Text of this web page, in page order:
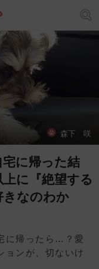
森下 咲
に帰った結
に『絶望する
きなのわか
に帰ったら…？愛
ョンが、切ないけ